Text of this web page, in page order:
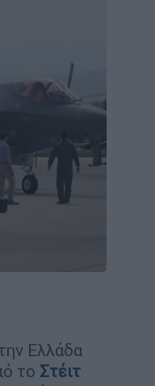
Ελλάδα
το Στέιτ